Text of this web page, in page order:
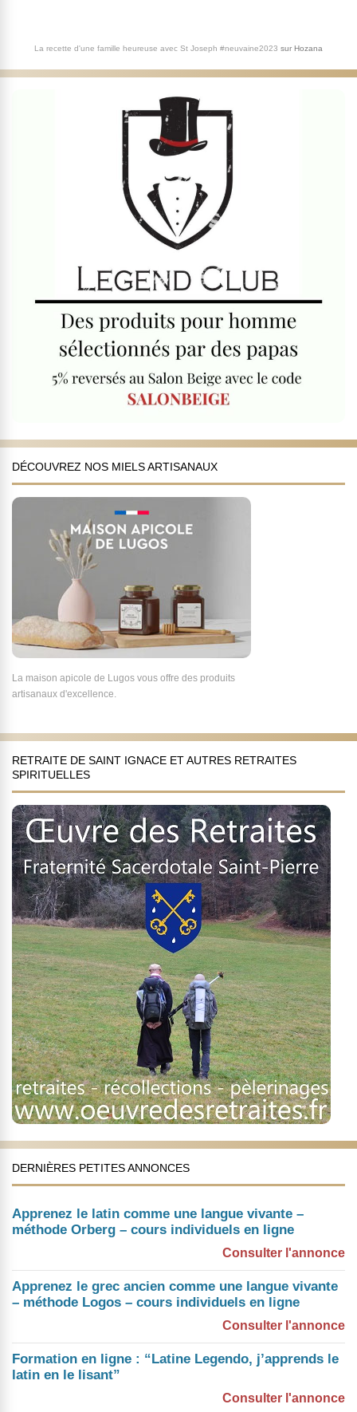
La recette d'une famille heureuse avec St Joseph #neuvaine2023 sur Hozana
DÉCOUVREZ NOS MIELS ARTISANAUX
La maison apicole de Lugos vous offre des produits
artisanaux d'excellence.
RETRAITE DE SAINT IGNACE ET AUTRES RETRAITES
SPIRITUELLES
DERNIÈRES PETITES ANNONCES
Apprenez le latin comme une langue vivante –
méthode Orberg – cours individuels en ligne
Consulter l'annonce
Apprenez le grec ancien comme une langue vivante
– méthode Logos – cours individuels en ligne
Consulter l'annonce
Formation en ligne : “Latine Legendo, j’apprends le
latin en le lisant”
Consulter l'annonce